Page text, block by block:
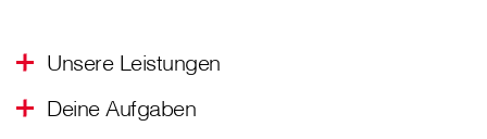
Unsere Leistungen
Deine Aufgaben